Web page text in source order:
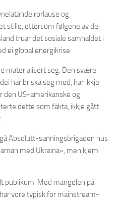
rorlause og
stille, ettersom følgene av dei
truar det sosiale samhaldet i
ei global energikrise.
materialisert seg. Den svære
har briska seg med, har ikkje
den US-amerikanske og
dette som fakta, ikkje gått
Absolutt-sanningsbrigaden hus
med Ukraina», men kjem
publikum. Med mangelen på
vore typisk for mainstream-